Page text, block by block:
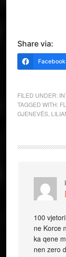
Share via:
Facebook
FILED UNDER:
TAGGED WITH:
GJENEVËS,
100
ne Korce
ka qene
nen zero